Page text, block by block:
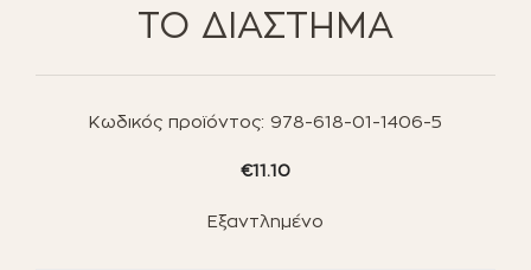
ΤΟ ΔΙΑΣΤΗΜΑ
Κωδικός προϊόντος: 978-618-01-1406-5
€11.10
Εξαντλημένο